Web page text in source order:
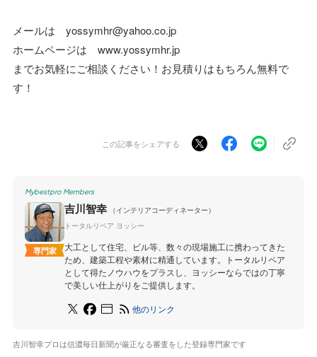
メールは yossymhr@yahoo.co.jp
ホームページは www.yossymhr.jp
までお気軽にご相談ください！お見積りはもちろん無料で
す！
この記事をシェアする
Mybestpro Members
専門家
吉川智幸
（インテリアコーディネーター）
トータルリペア ヨッシー
大工として住宅、ビル等、数々の現場施工に携わってきた
ため、建築工程や素材に精通しています。トータルリペア
として得たノウハウをプラスし、ヨッシーならではの丁寧
で美しい仕上がりをご提供します。
他のリンク
吉川智幸プロは信濃毎日新聞が厳正なる審査をした登録専門家です